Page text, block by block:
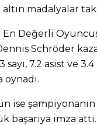
altın madalyalar
En Değerli
Schröder
7.2 asist ve
oynadı.
ise
başarıya imza attı.